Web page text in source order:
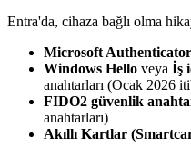
Entra'da, cihaza bağlı olma
Microsoft
Windows Hello veya İş
anahtarları (Ocak 2026
FIDO2 güvenlik
anahtarları)
Akıllı Kartlar